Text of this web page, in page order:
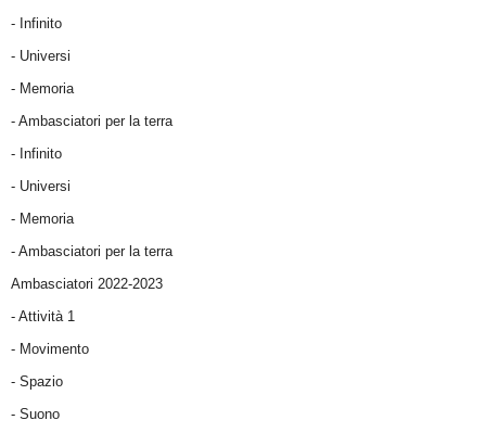
- Infinito
- Universi
- Memoria
- Ambasciatori per la terra
- Infinito
- Universi
- Memoria
- Ambasciatori per la terra
Ambasciatori 2022-2023
- Attività 1
- Movimento
- Spazio
- Suono